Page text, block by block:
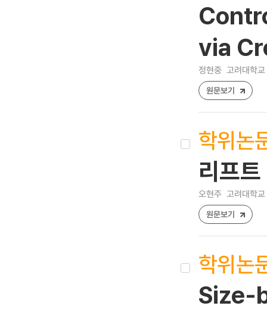
via
정현중 고려대학
원문보기
학위논
리프
오현주 고려대학
원문보기
학위논
Size-